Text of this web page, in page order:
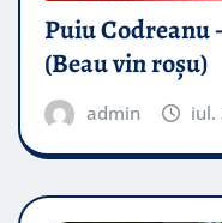
Puiu Codreanu
(Beau vin roșu)
admin iul.